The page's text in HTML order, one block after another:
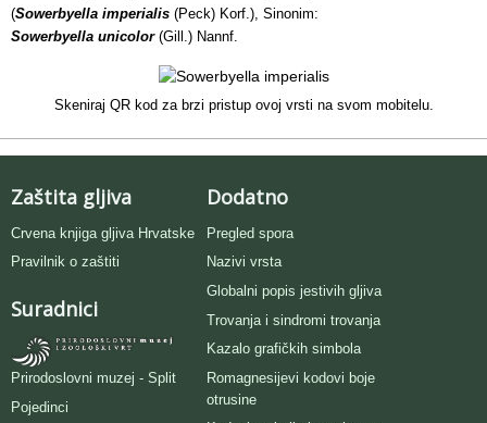
(Sowerbyella imperialis (Peck) Korf.), Sinonim:
Sowerbyella unicolor(Gill.) Nannf.
Skeniraj QR kod za brzi pristup ovoj vrsti na svom mobitelu.
Zaštita gljiva
Crvena knjiga gljiva Hrvatske
Pravilnik o zaštiti
Suradnici
Prirodoslovni muzej - Split
Pojedinci
Dodatno
Pregled spora
Nazivi vrsta
Globalni popis jestivih gljiva
Trovanja i sindromi trovanja
Kazalo grafičkih simbola
Romagnesijevi kodovi boje
otrusine